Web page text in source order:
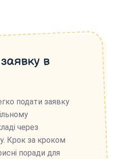
в
подати заявку
через
Крок за кроком
поради для